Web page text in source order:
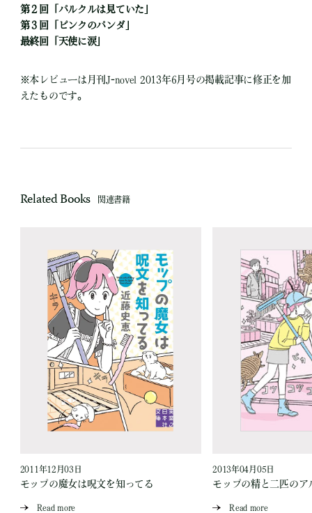
第２回「パルクルは見ていた」
第３回「ピンクのパンダ」
最終回「天使に涙」
※本レビューは月刊J-novel 2013年6月号の掲載記事に修正を加
えたものです。
Related Books 関連書籍
2011年12月03日
モップの魔女は呪文を知ってる
Read more
2013年04月05日
モップの精と二匹のア
Read more